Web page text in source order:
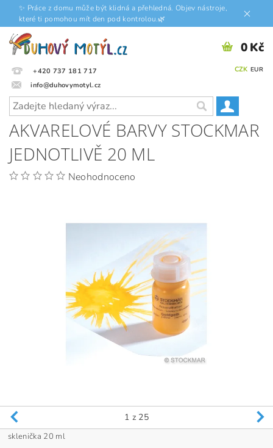
✨ Práce z domu může být klidná a přehledná. Objev nástroje,
které ti pomohou mít den pod kontrolou.🌿
+420 737 181 717
info@duhovymotyl.cz
CZK EUR
0 Kč
AKVARELOVÉ BARVY STOCKMAR
JEDNOTLIVĚ 20 ML
Neohodnoceno
1 z 25
sklenička 20 ml